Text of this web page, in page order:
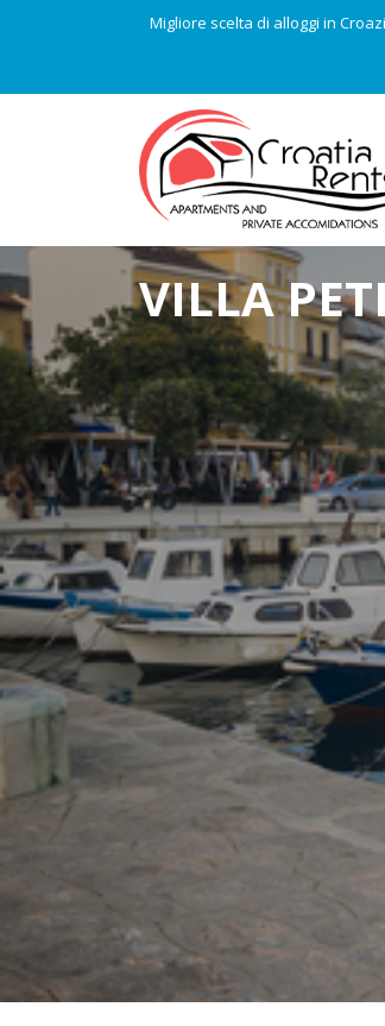
Migliore scelta di alloggi in
VILLA